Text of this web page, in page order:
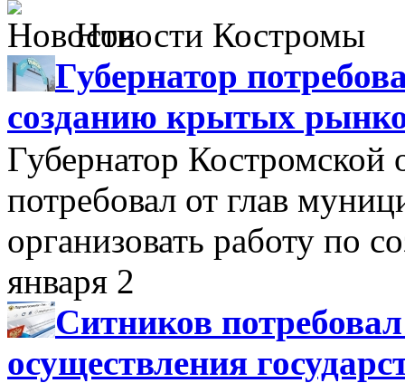
Новости Костромы
Губернатор
созданию крытых
Губернатор Костромской
потребовал от глав
организовать работу по
января 2
Ситников
осуществления